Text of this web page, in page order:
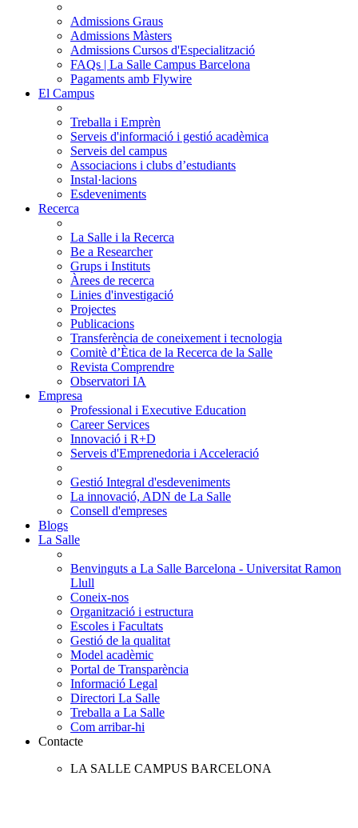
Admissions Graus
Admissions Màsters
Admissions Cursos d'Especialització
FAQs | La Salle Campus Barcelona
Pagaments amb Flywire
El Campus
Treballa i Emprèn
Serveis d'informació i gestió acadèmica
Serveis del campus
Associacions i clubs d’estudiants
Instal·lacions
Esdeveniments
Recerca
La Salle i la Recerca
Be a Researcher
Grups i Instituts
Àrees de recerca
Linies d'investigació
Projectes
Publicacions
Transferència de coneixement i tecnologia
Comitè d’Ètica de la Recerca de la Salle
Revista Comprendre
Observatori IA
Empresa
Professional i Executive Education
Career Services
Innovació i R+D
Serveis d'Emprenedoria i Acceleració
Gestió Integral d'esdeveniments
La innovació, ADN de La Salle
Consell d'empreses
Blogs
La Salle
Benvinguts a La Salle Barcelona - Universitat Ramon
Llull
Coneix-nos
Organització i estructura
Escoles i Facultats
Gestió de la qualitat
Model acadèmic
Portal de Transparència
Informació Legal
Directori La Salle
Treballa a La Salle
Com arribar-hi
Contacte
LA SALLE CAMPUS BARCELONA